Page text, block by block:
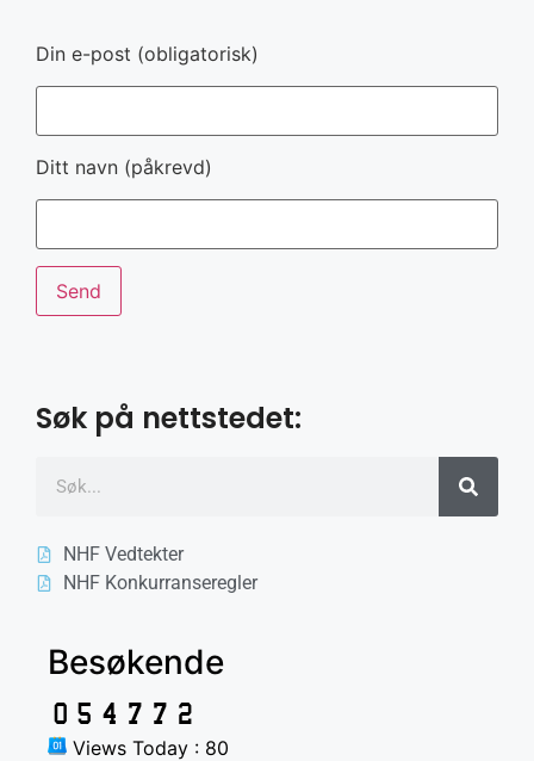
Din e-post (obligatorisk)
Ditt navn (påkrevd)
Søk på nettstedet:
NHF Vedtekter
NHF Konkurranseregler
Besøkende
Views Today : 80